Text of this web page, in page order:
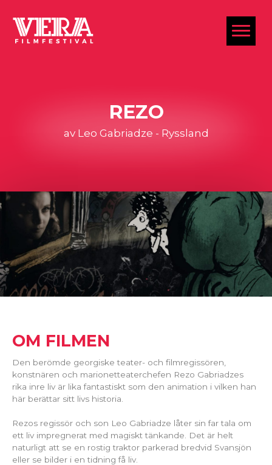
REZO
av Leo Gabriadze - Ryssland
OM FILMEN
Den berömde georgiske teater- och filmregissören,
konstnären och marionetteaterchefen Rezo Gabriadzes
rika inre liv är lika fantastiskt som den animation i vilken han
här berättar sitt livs historia.
Rezos regissör och son Leo Gabriadze låter sin far tala om
ett liv impregnerat med magiskt tänkande. Det är helt
naturligt att se en rostig traktor parkerad bredvid Svansjön
eller se bilder i en tidning få liv.